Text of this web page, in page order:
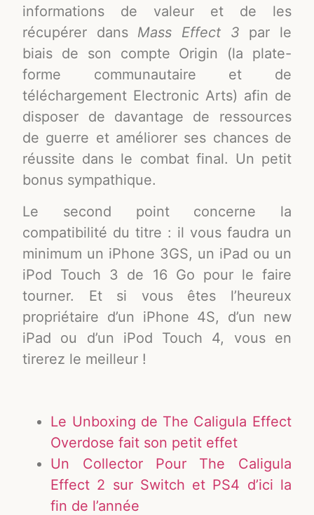
informations de valeur et de les
récupérer dans Mass Effect 3 par le
biais de son compte Origin (la plate-
forme communautaire et de
téléchargement Electronic Arts) afin de
disposer de davantage de ressources
de guerre et améliorer ses chances de
réussite dans le combat final. Un petit
bonus sympathique.
Le second point concerne la
compatibilité du titre : il vous faudra un
minimum un iPhone 3GS, un iPad ou un
iPod Touch 3 de 16 Go pour le faire
tourner. Et si vous êtes l’heureux
propriétaire d’un iPhone 4S, d’un new
iPad ou d’un iPod Touch 4, vous en
tirerez le meilleur !
Le Unboxing de The Caligula Effect
Overdose fait son petit effet
Un Collector Pour The Caligula
Effect 2 sur Switch et PS4 d’ici la
fin de l’année